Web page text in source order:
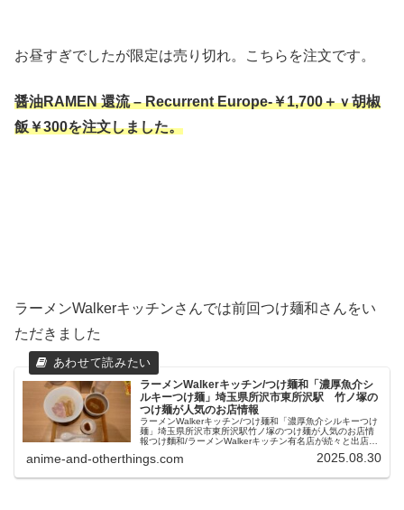
お昼すぎでしたが限定は売り切れ。こちらを注文です。
醤油RAMEN 還流 – Recurrent Europe-￥1,700＋ｖ胡椒
飯￥300を注文しました。
ラーメンWalkerキッチンさんでは前回つけ麺和さんをい
ただきました
ラーメンWalkerキッチン/つけ麺和「濃厚魚介シ
ルキーつけ麺」埼玉県所沢市東所沢駅 竹ノ塚の
つけ麺が人気のお店情報
ラーメンWalkerキッチン/つけ麺和「濃厚魚介シルキーつけ
麺」埼玉県所沢市東所沢駅竹ノ塚のつけ麺が人気のお店情
報つけ麵和/ラーメンWalkerキッチン有名店が続々と出店し
２０年に東...
anime-and-otherthings.com 2025.08.30